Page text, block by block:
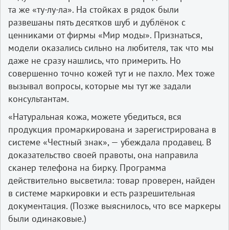
та же «ту-лу-ла». На стойках в рядок были
развешаны пять десятков шуб и дублёнок с
ценниками от фирмы «Мир моды». Признаться,
модели оказались сильно на любителя, так что мы
даже не сразу нашлись, что примерить. Но
совершенно точно кожей тут и не пахло. Мех тоже
вызывал вопросы, которые мы тут же задали
консультантам.
«Натуральная кожа, можете убедиться, вся
продукция промаркирована и зарегистрирована в
системе «Честный знак», — убеждала продавец. В
доказательство своей правоты, она направила
сканер телефона на бирку. Программа
действительно высветила: товар проверен, найден
в системе маркировки и есть разрешительная
документация. (Позже выяснилось, что все маркеры
были одинаковые.)